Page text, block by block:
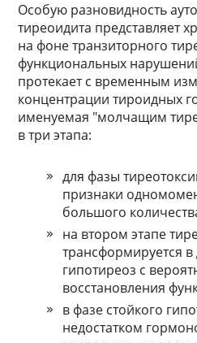
Особую разновидность
тиреоидита представляет
на фоне транзиторного
функциональных
протекает с временным
концентрации тироидных
именуемая "молчащим
в три этапа:
для фазы
признаки
большого
на втором этапе
трансформируется
гипотиреоз с
восстановления
в фазе стойкого
недостатком